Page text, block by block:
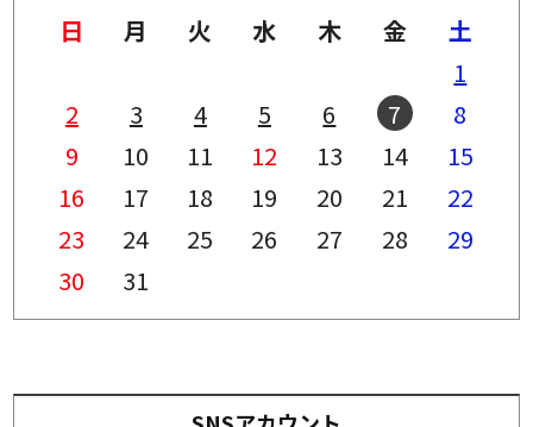
日 月 火 水 木 金
土
1
2
3 4 5 6 7
8
9
10 11 12 13 14
15
16
17 18 19 20 21
22
23
24 25 26 27 28
29
30
31